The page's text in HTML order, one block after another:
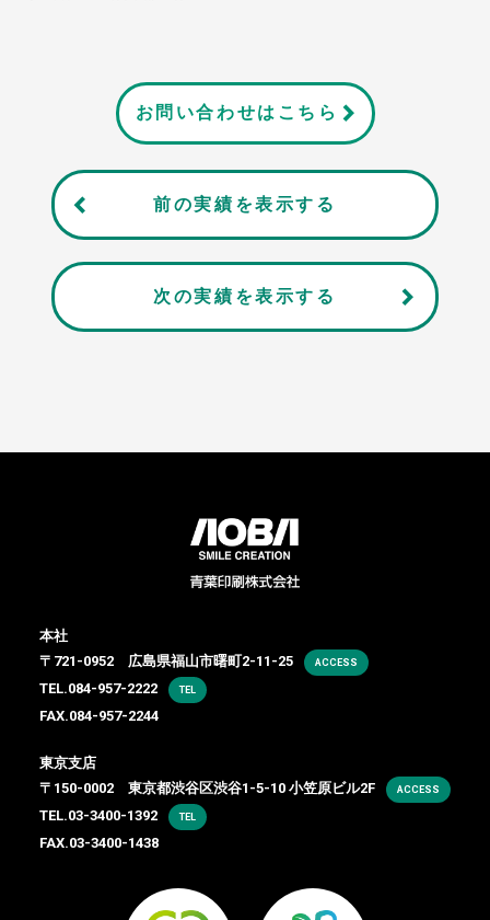
お問い合わせはこちら
前の実績を表示する
次の実績を表示する
本社
〒721-0952 広島県福山市曙町2-11-25
ACCESS
TEL.084-957-2222 TEL
FAX.084-957-2244
東京支店
〒150-0002 東京都渋谷区渋谷1-5-10 小笠原ビル2F
ACCESS
TEL.03-3400-1392 TEL
FAX.03-3400-1438